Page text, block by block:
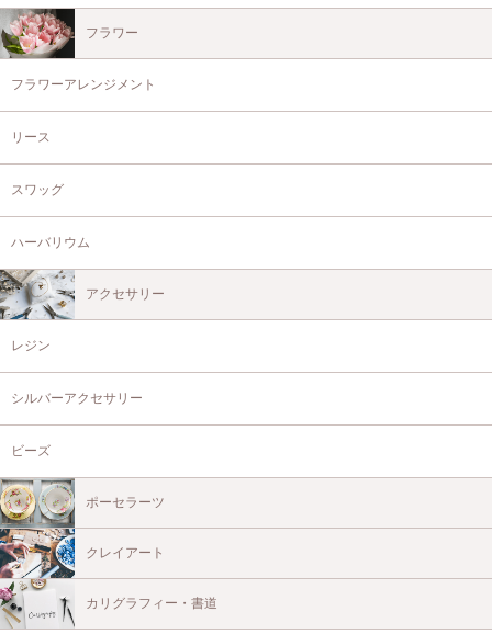
フラワー
フラワーアレンジメント
リース
スワッグ
ハーバリウム
アクセサリー
レジン
シルバーアクセサリー
ビーズ
ポーセラーツ
クレイアート
カリグラフィー・書道